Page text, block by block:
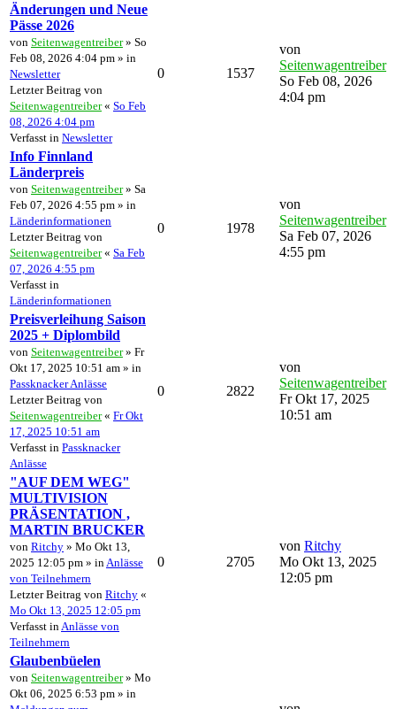
Änderungen und Neue
Pässe 2026
von Seitenwagentreiber» So
Feb 08, 2026 4:04 pm » in
Newsletter
Letzter Beitrag von
Seitenwagentreiber« So Feb
08, 2026 4:04 pm
Verfasst in Newsletter
0 1537
von
Seitenwagentreiber
So Feb 08, 2026
4:04 pm
Info Finnland
Länderpreis
von Seitenwagentreiber» Sa
Feb 07, 2026 4:55 pm » in
Länderinformationen
Letzter Beitrag von
Seitenwagentreiber« Sa Feb
07, 2026 4:55 pm
Verfasst in
Länderinformationen
0 1978
von
Seitenwagentreiber
Sa Feb 07, 2026
4:55 pm
Preisverleihung Saison
2025 + Diplombild
von Seitenwagentreiber» Fr
Okt 17, 2025 10:51 am » in
Passknacker Anlässe
Letzter Beitrag von
Seitenwagentreiber« Fr Okt
17, 2025 10:51 am
Verfasst in Passknacker
Anlässe
0 2822
von
Seitenwagentreiber
Fr Okt 17, 2025
10:51 am
"AUF DEM WEG"
MULTIVISION
PRÄSENTATION ,
MARTIN BRUCKER
von Ritchy » Mo Okt 13,
2025 12:05 pm » in Anlässe
von Teilnehmern
Letzter Beitrag von Ritchy «
Mo Okt 13, 2025 12:05 pm
Verfasst in Anlässe von
Teilnehmern
0 2705
von Ritchy
Mo Okt 13, 2025
12:05 pm
Glaubenbüelen
von Seitenwagentreiber» Mo
Okt 06, 2025 6:53 pm » in